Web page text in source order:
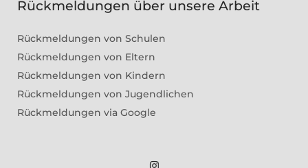
Rückmeldungen über unsere Arbeit
Rückmeldungen von Schulen
Rückmeldungen von Eltern
Rückmeldungen von Kindern
Rückmeldungen von Jugendlichen
Rückmeldungen via Google